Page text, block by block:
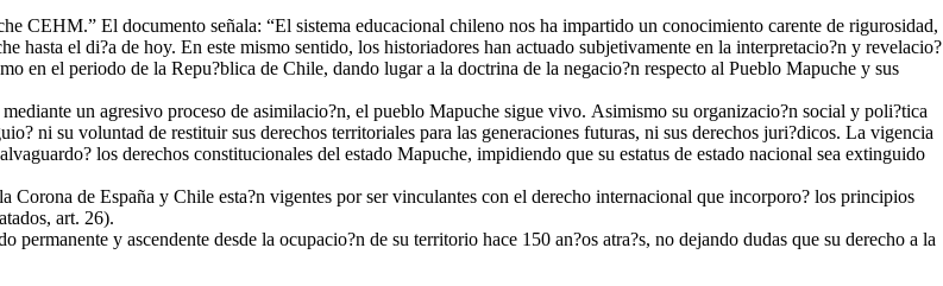
CEHM.” El documento señala: “El sistema educacional chileno nos ha impartido un conocimiento carente de rigurosidad,
el di?a de hoy. En este mismo sentido, los historiadores han actuado subjetivamente en la interpretacio?n y revelacio?
en el periodo de la Repu?blica de Chile, dando lugar a la doctrina de la negacio?n respecto al Pueblo Mapuche y sus
un agresivo proceso de asimilacio?n, el pueblo Mapuche sigue vivo. Asimismo su organizacio?n social y poli?tica
ni su voluntad de restituir sus derechos territoriales para las generaciones futuras, ni sus derechos juri?dicos. La vigencia
los derechos constitucionales del estado Mapuche, impidiendo que su estatus de estado nacional sea extinguido
de España y Chile esta?n vigentes por ser vinculantes con el derecho internacional que incorporo? los principios
art. 26).
y ascendente desde la ocupacio?n de su territorio hace 150 an?os atra?s, no dejando dudas que su derecho a la